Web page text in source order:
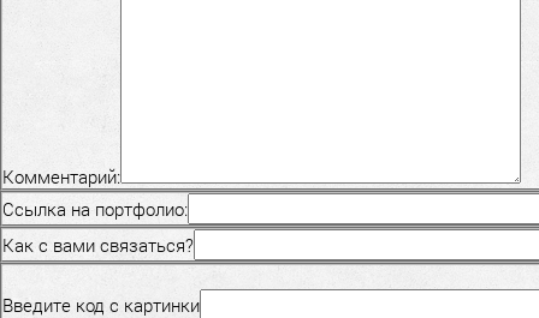
Комментарий:
Ссылка на портфолио:
Как с вами связаться?
Введите код с картинки